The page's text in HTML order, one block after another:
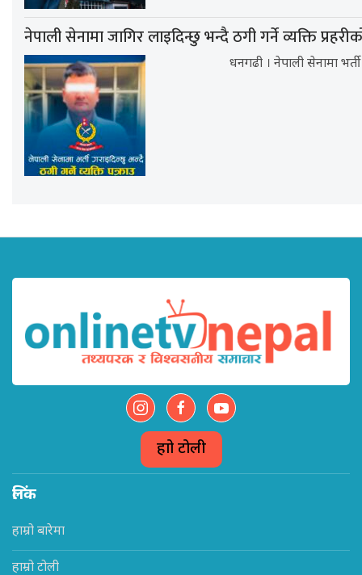
नेपाली सेनामा जागिर लाइदिन्छु भन्दै ठगी गर्ने व्यक्ति
धनगढी । नेपाली सेनामा
हाम्रो टोली
लिंक
हाम्रो बारेमा
हाम्रो टोली